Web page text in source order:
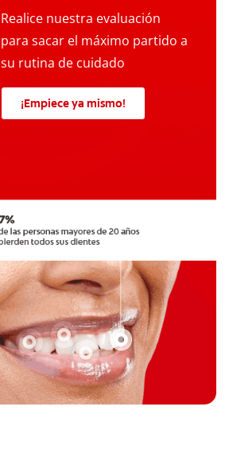
Realice nuestra evaluación
para sacar el máximo partido a
su rutina de cuidado
¡Empiece ya mismo!